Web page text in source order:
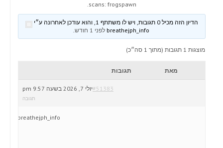
scans: frogspawn.
הדיון הזה מכיל 0 תגובות, ויש לו משתתף 1, והוא עודכן לאחרונה ע״י
לפני 1 חודש .
מוצגות 1 תגובות (מתוך 1 סה״כ)
מאת תגובות
יולי 7, 2026 בשעה 9:57 pm#51383
תגובה
breathejph_info